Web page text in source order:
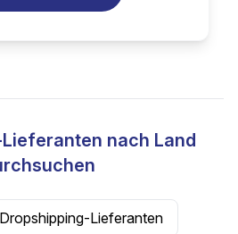
nach Land
Lieferanten